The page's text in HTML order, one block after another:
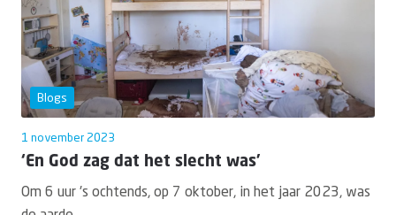
Blogs
1 november 2023
‘En God zag dat het slecht was’
Om 6 uur 's ochtends, op 7 oktober, in het jaar 2023, was